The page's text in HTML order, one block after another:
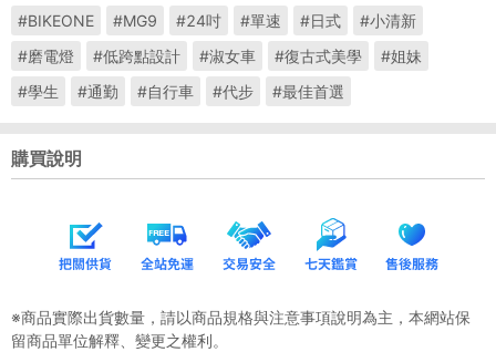
#BIKEONE
#MG9 #24吋 #單速 #日式
#小清新
#磨電燈
#低跨點設計 #淑女車 #復古式美學
#姐妹
#學生
#通勤 #自行車 #代步 #最佳首選
購買說明
※商品實際出貨數量，請以商品規格與注意事項說明為主，本網站保
留商品單位解釋、變更之權利。